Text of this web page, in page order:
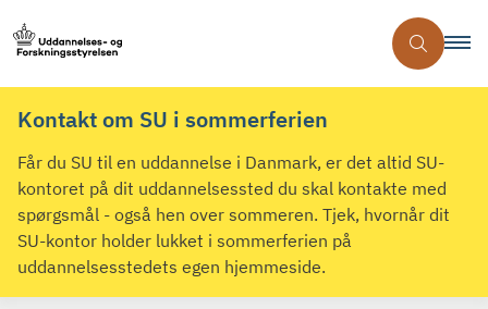
Kontakt om SU i sommerferien
Får du SU til en uddannelse i Danmark, er det altid SU-
kontoret på dit uddannelsessted du skal kontakte med
spørgsmål - også hen over sommeren. Tjek, hvornår dit
SU-kontor holder lukket i sommerferien på
uddannelsesstedets egen hjemmeside.